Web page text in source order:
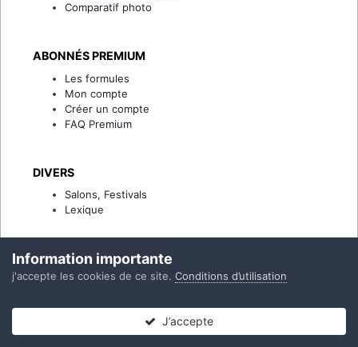
Comparatif photo
ABONNÉS PREMIUM
Les formules
Mon compte
Créer un compte
FAQ Premium
DIVERS
Salons, Festivals
Lexique
Accueil ACTUS MAGAZINEVIDEO ACTUS PHOTO
Langue Thème
Nous contacter (invités, membres non-connectés, Premium)
Information importante
j'accepte les cookies de ce site. Conditions d’utilisation
J’accepte